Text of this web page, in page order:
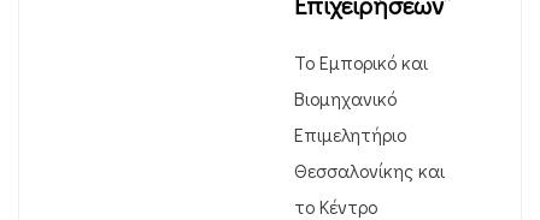
Το Εμπορικό και
Βιομηχανικό
Επιμελητήριο
Θεσσαλονίκης και
το Κέντρο